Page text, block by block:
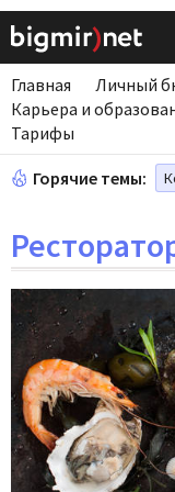
Главная Личный
Карьера и
Тарифы
Горячие темы: